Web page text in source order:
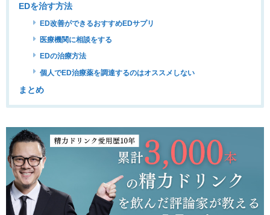
EDを治す方法
ED改善ができるおすすめEDサプリ
医療機関に相談をする
EDの治療方法
個人でED治療薬を調達するのはオススメしない
まとめ